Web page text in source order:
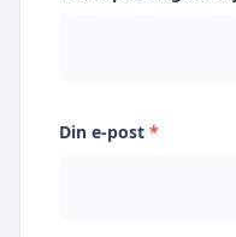
Din e-post *